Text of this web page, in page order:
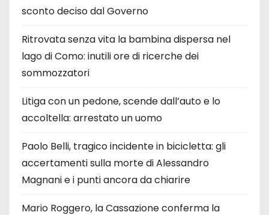
sconto deciso dal Governo
Ritrovata senza vita la bambina dispersa nel
lago di Como: inutili ore di ricerche dei
sommozzatori
Litiga con un pedone, scende dall’auto e lo
accoltella: arrestato un uomo
Paolo Belli, tragico incidente in bicicletta: gli
accertamenti sulla morte di Alessandro
Magnani e i punti ancora da chiarire
Mario Roggero, la Cassazione conferma la